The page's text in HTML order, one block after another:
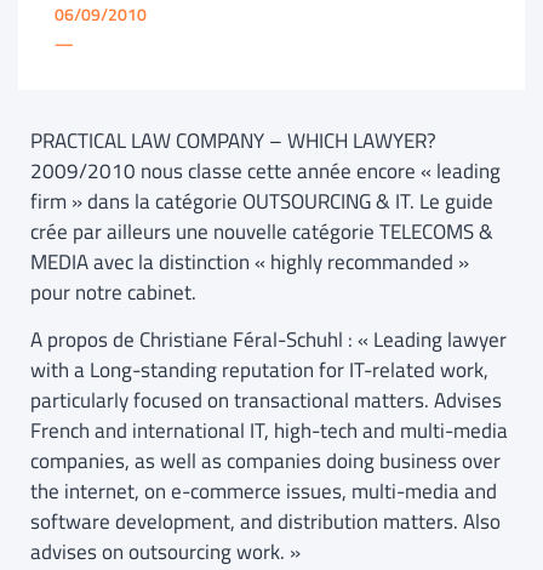
06/09/2010
—
PRACTICAL LAW COMPANY – WHICH LAWYER?
2009/2010 nous classe cette année encore « leading
firm » dans la catégorie OUTSOURCING & IT. Le guide
crée par ailleurs une nouvelle catégorie TELECOMS &
MEDIA avec la distinction « highly recommanded »
pour notre cabinet.
A propos de Christiane Féral-Schuhl : « Leading lawyer
with a Long-standing reputation for IT-related work,
particularly focused on transactional matters. Advises
French and international IT, high-tech and multi-media
companies, as well as companies doing business over
the internet, on e-commerce issues, multi-media and
software development, and distribution matters. Also
advises on outsourcing work. »